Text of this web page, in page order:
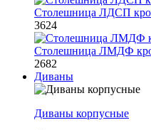
Столешница ЛДСП
3624
Столешница ЛМДФ
2682
Диваны
Диваны корпусные